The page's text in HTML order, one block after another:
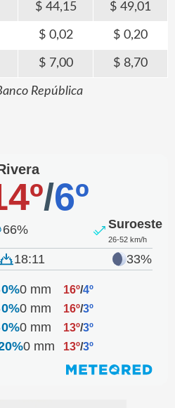
44,15 49,01
0,02 0,20
7,00 8,70
República
/6º
66% Suroeste
26-52 km/h
18:11 33%
0%0 mm 16º/4º
0%0 mm 16º/3º
0%0 mm 13º/3º
0 mm 13º/3º